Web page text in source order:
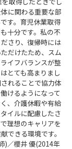
に関わる重要な部
す。育児休業取得
十分です。私の不
さり、復帰時には
だけたため、スム
イフバランスが整
とても高まりまし
れることで協力体
けるようになって
、介護休暇や有給
イルに配慮したさ
理想のキャリアを
できる環境です。
)／櫻井 優(2014年